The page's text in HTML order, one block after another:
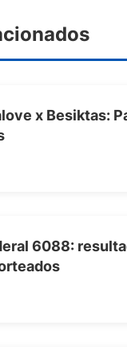
x Besiktas:
6088: